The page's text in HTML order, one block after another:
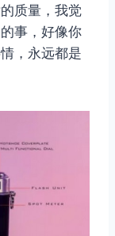
质量，我觉
事，好像你
，永远都是